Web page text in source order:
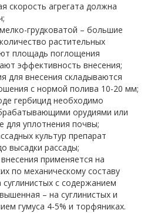
скорость агрегата должна
грудковатой – большие
растительных
площадь поглощения
эффективность внесения;
для внесения складываются
с нормой полива 10-20 мм;
гербицид необходимо
орудиями или
для уплотнения почвы;
культур препарат
высадки рассады;
применяется на
по механическому составу
с содержанием
– на суглинистых и
гумуса 4-5% и торфяниках.